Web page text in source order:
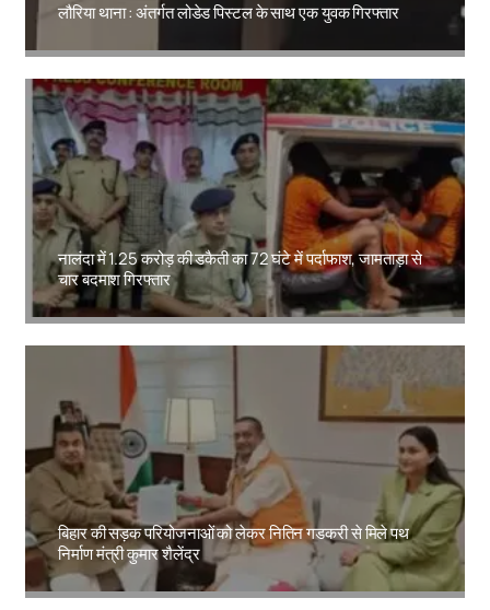
लौरिया थाना : अंतर्गत लोडेड पिस्टल के साथ एक युवक गिरफ्तार
नालंदा में 1.25 करोड़ की डकैती का 72 घंटे में पर्दाफाश, जामताड़ा से
चार बदमाश गिरफ्तार
Amit Lekh
बिहार की सड़क परियोजनाओं को लेकर नितिन गडकरी से मिले पथ
निर्माण मंत्री कुमार शैलेंद्र
Amit Lekh